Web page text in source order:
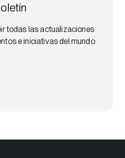
todas las actualizaciones
e iniciativas del mundo